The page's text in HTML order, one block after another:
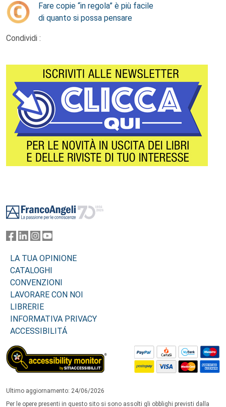
Fare copie “in regola” è più facile
di quanto si possa pensare
Condividi :
LA TUA OPINIONE
CATALOGHI
CONVENZIONI
LAVORARE CON NOI
LIBRERIE
INFORMATIVA PRIVACY
ACCESSIBILITÁ
Ultimo aggiornamento: 24/06/2026
Per le opere presenti in questo sito si sono assolti gli obblighi previsti dalla